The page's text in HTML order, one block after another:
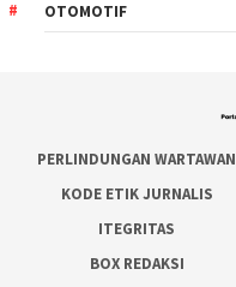
OTOMOTIF
PERLINDUNGAN WARTAWAN
KODE ETIK JURNALIS
ITEGRITAS
BOX REDAKSI